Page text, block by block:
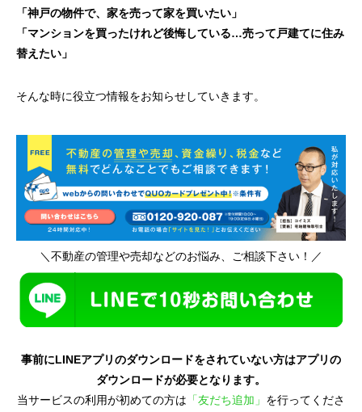
「神戸の物件で、家を売って家を買いたい」
「マンションを買ったけれど後悔している…売って戸建てに住み
替えたい」
そんな時に役立つ情報をお知らせしていきます。
＼不動産の管理や売却などのお悩み、ご相談下さい！／
事前にLINEアプリのダウンロードをされていない方はアプリの
ダウンロードが必要となります。
当サービスの利用が初めての方は 「友だち追加」 を行ってくださ